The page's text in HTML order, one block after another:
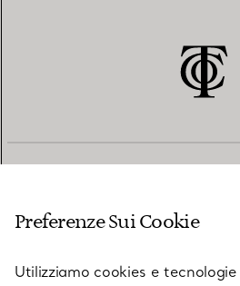
Preferenze Sui Cookie
Utilizziamo cookies e tecnologie